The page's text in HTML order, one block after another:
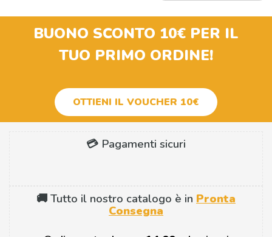
BUONO SCONTO 10€ PER IL
TUO PRIMO ORDINE!
OTTIENI IL VOUCHER 10€
💳 Pagamenti sicuri
🚚 Tutto il nostro catalogo è in Pronta
Consegna